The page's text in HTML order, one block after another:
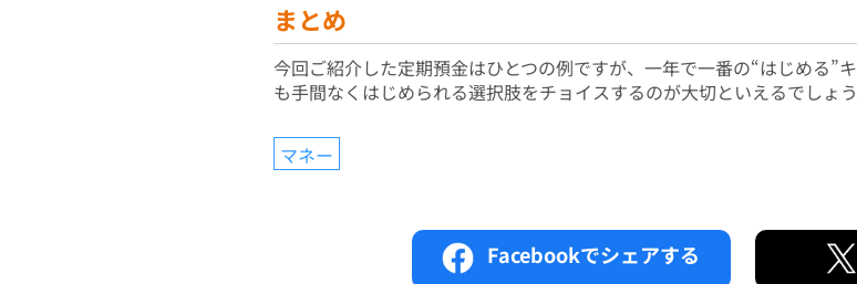
まとめ
今回ご紹介した定期預金はひとつの例ですが、一年で一番の“はじめる”
も手間なくはじめられる選択肢をチョイスするのが大切といえるでしょう
マネー
Facebookでシェアする